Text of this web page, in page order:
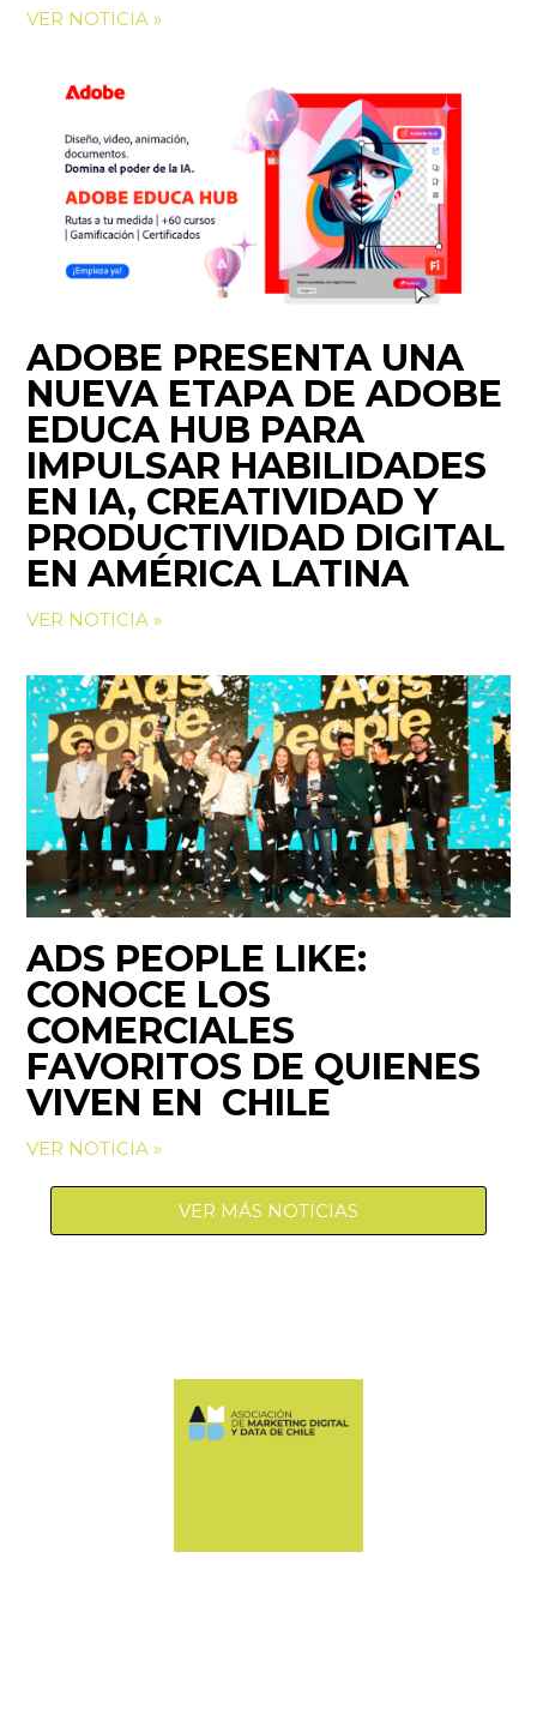
VER NOTICIA »
ADOBE PRESENTA UNA
NUEVA ETAPA DE ADOBE
EDUCA HUB PARA
IMPULSAR HABILIDADES
EN IA, CREATIVIDAD Y
PRODUCTIVIDAD DIGITAL
EN AMÉRICA LATINA
VER NOTICIA »
ADS PEOPLE LIKE:
CONOCE LOS
COMERCIALES
FAVORITOS DE QUIENES
VIVEN EN CHILE
VER NOTICIA »
VER MÁS NOTICIAS